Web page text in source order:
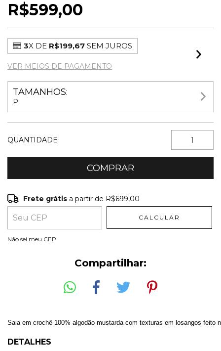
R$599,00
3X DE R$199,67SEM JUROS
VER MEIOS DE PAGAMENTO
TAMANHOS:
P
QUANTIDADE
Frete grátis R$699,00
Entregas para o CEP:
Frete grátis a partir de R$699,00
CALCULAR
Não sei meu CEP
Compartilhar:
Saia em crochê 100% algodão mustarda com texturas em losangos feito
DETALHES